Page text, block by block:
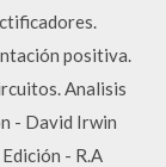
positiva.
Analisis
- David Irwin
- R.A